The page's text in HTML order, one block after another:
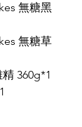
無糖黑
無糖草
360g*1